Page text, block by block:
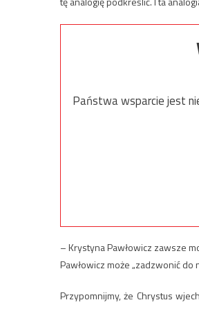
Państwa wsparcie jest
– Krystyna Pawłowicz zawsze
Pawłowicz może „zadzwonić do
Przypomnijmy, że Chrystus